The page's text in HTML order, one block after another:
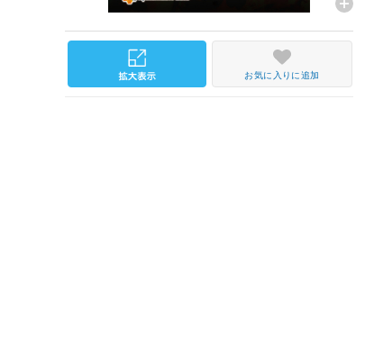
お気に入りに追加